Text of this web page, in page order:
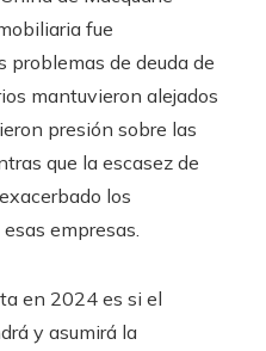
fue
problemas de deuda de
mantuvieron alejados
presión sobre las
que la escasez de
los
empresas.
en 2024 es si el
y asumirá la